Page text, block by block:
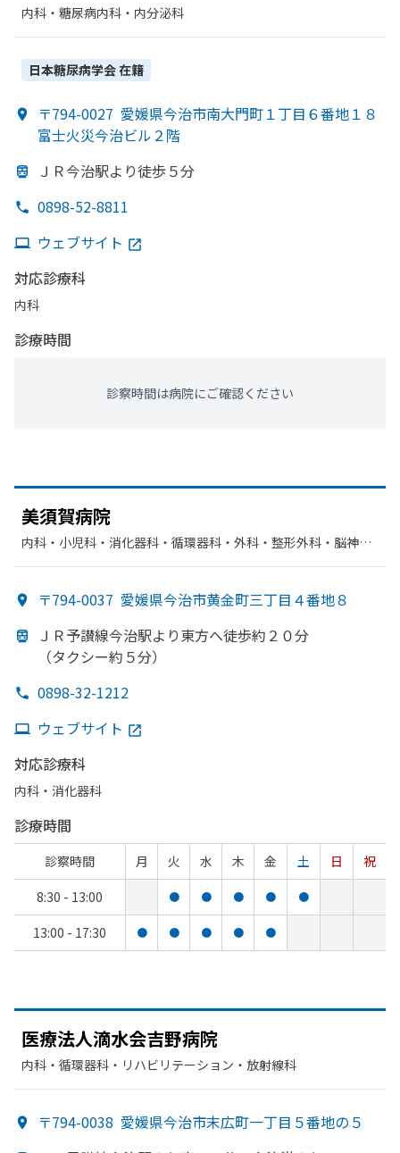
内科・​糖尿病内科・​内分泌科
日本糖尿病学会在籍
〒794-0027 愛媛県今治市南大門町１丁目６番地１８
富士火災今治ビル２階
ＪＲ今治駅より徒歩５分
0898-52-8811
ウェブサイト
対応診療科
内科
診療時間
診察時間は病院にご確認ください
美須賀病院
内科・​小児科・​消化器科・​循環器科・​外科・​整形外科・​脳神経
〒794-0037 愛媛県今治市黄金町三丁目４番地８
ＪＲ予讃線今治駅より東方へ徒歩約２０分
（タクシー約５分）
0898-32-1212
ウェブサイト
対応診療科
内科・​消化器科
診療時間
診察時間 月 火 水 木 金 土 日
祝
8:30 - 13:00
● ● ● ● ●
13:00 - 17:30 ● ● ● ● ●
医療法人滴水会吉野病院
内科・​循環器科・​リハビリテーション・​放射線科
〒794-0038 愛媛県今治市末広町一丁目５番地の５